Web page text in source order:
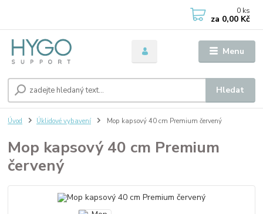
Menu
Hledat
0 ks
za 0,00 Kč
Úvod Úklidové vybavení Mop kapsový 40 cm Premium červený
Mop kapsový 40 cm Premium
červený